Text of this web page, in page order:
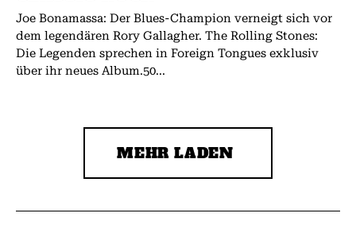
Joe Bonamassa: Der Blues-Champion verneigt sich vor
dem legendären Rory Gallagher. The Rolling Stones:
Die Legenden sprechen in Foreign Tongues exklusiv
über ihr neues Album.50...
MEHR LADEN